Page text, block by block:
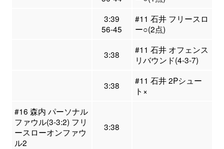
3:39
56-45
#11 石井 フリースロ
ー○(2点)
3:38
#11 石井 オフェンス
リバウンド(4-3-7)
3:38
#11 石井 2Pシュー
ト×
#16 森内 パーソナル
ファウル(3-3:2) フリ
ースローオンファウ
ル2
3:38